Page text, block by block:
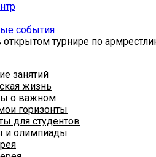
события
открытом турнире по
занятий
жизнь
о важном
горизонты
для студентов
и олимпиады